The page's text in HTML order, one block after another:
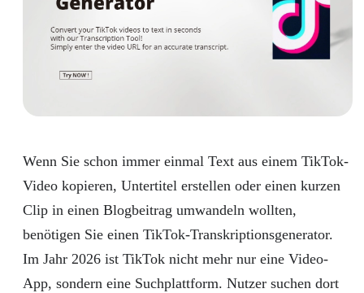
Wenn Sie schon immer einmal Text aus einem TikTok-
Video kopieren, Untertitel erstellen oder einen kurzen
Clip in einen Blogbeitrag umwandeln wollten,
benötigen Sie einen TikTok-Transkriptionsgenerator.
Im Jahr 2026 ist TikTok nicht mehr nur eine Video-
App, sondern eine Suchplattform. Nutzer suchen dort